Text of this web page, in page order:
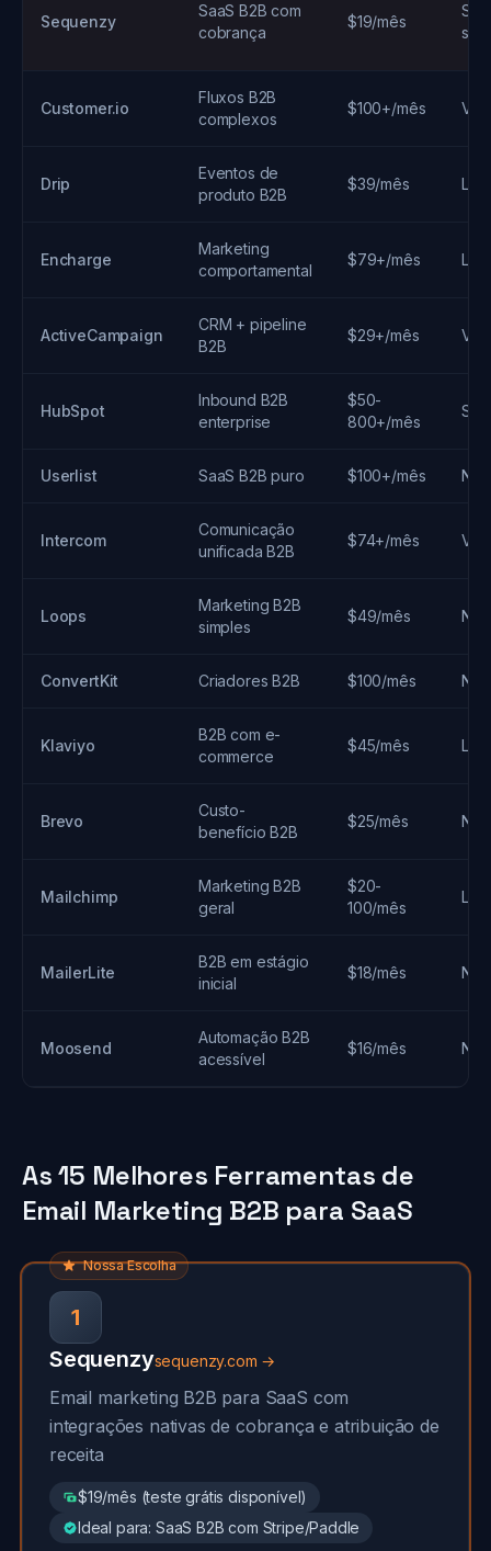
Sequenzy
SaaS B2B com
cobrança
$19/mês
Sim
Customer.io
Fluxos B2B
complexos
$100+/mês Via
Drip
Eventos de
produto B2B
$39/mês
Encharge
Marketing
comportamental
$79+/mês
ActiveCampaign
CRM + pipeline
B2B
$29+/mês Via
HubSpot
Inbound B2B
enterprise
$50-
800+/mês
Sim
Userlist SaaS B2B puro $100+/mês
Intercom
Comunicação
unificada B2B
$74+/mês Via
Loops
Marketing B2B
simples
$49/mês Não
ConvertKit Criadores B2B $100/mês Não
Klaviyo
B2B com e-
commerce
$45/mês
Brevo
Custo-
benefício B2B
$25/mês Não
Mailchimp
Marketing B2B
geral
$20-
100/mês
MailerLite
B2B em estágio
inicial
$18/mês Não
Moosend
Automação B2B
acessível
$16/mês Não
As 15 Melhores Ferramentas de
Email Marketing B2B para SaaS
Nossa Escolha
1
Sequenzysequenzy.com →
Email marketing B2B para SaaS com
integrações nativas de cobrança e atribuição de
receita
$19/mês (teste grátis disponível)
Ideal para: SaaS B2B com Stripe/Paddle